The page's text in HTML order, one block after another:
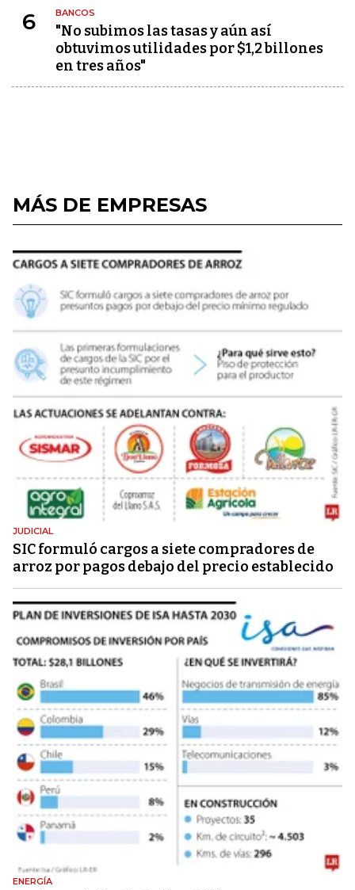
6 BANCOS
"No subimos las tasas y aún así
obtuvimos utilidades por $1,2 billones
en tres años"
MÁS DE EMPRESAS
JUDICIAL
SIC formuló cargos a siete compradores de
arroz por pagos debajo del precio establecido
ENERGÍA